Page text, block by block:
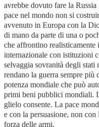
avrebbe dovuto fare la
pace nel mondo non si
avvenuto in Europa con la
di mano da parte di una o
che affrontino realisticamente
internazionale con istituzioni
selvaggia sovranità degli stati
rendano la guerra sempre più
potenza mondiale che può
primi beni pubblici mondiali.
glielo consente. La pace
e con la persuasione, non
forza delle armi.